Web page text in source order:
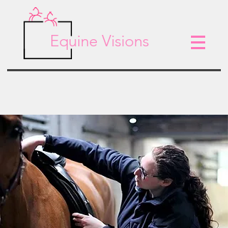
Equine Visions